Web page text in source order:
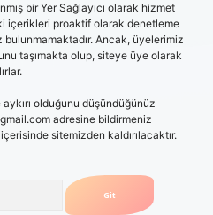
bir Yer Sağlayıcı olarak hizmet
içerikleri proaktif olarak denetleme
Ancak, üyelerimiz
taşımakta olup, siteye üye olarak
olduğunu düşündüğünüz
adresine bildirmeniz
sitemizden kaldırılacaktır.